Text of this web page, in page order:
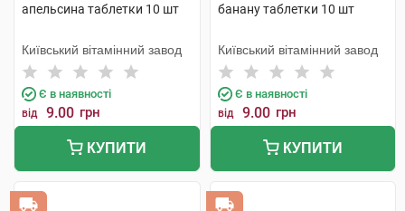
апельсина таблетки 10 шт
Київський вітамінний завод
Є в наявності
від 9.00 грн
КУПИТИ
банану таблетки 10 шт
Київський вітамінний завод
Є в наявності
від 9.00 грн
КУПИТИ